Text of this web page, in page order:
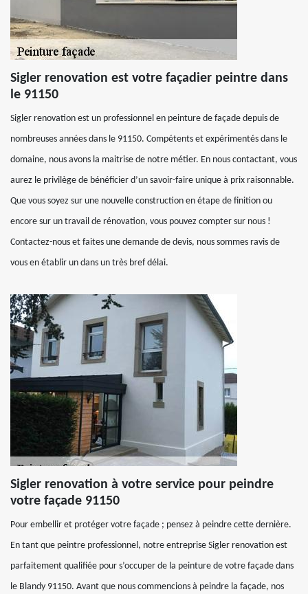
Sigler renovation est votre façadier peintre dans
le 91150
Sigler renovation est un professionnel en peinture de façade depuis de
nombreuses années dans le 91150. Compétents et expérimentés dans le
domaine, nous avons la maitrise de notre métier. En nous contactant, vous
aurez le privilège de bénéficier d’un savoir-faire unique à prix raisonnable.
Que vous soyez sur une nouvelle construction en étape de finition ou
encore sur un travail de rénovation, vous pouvez compter sur nous !
Contactez-nous et faites une demande de devis, nous sommes ravis de
vous en établir un dans un très bref délai.
Sigler renovation à votre service pour peindre
votre façade 91150
Pour embellir et protéger votre façade ; pensez à peindre cette dernière.
En tant que peintre professionnel, notre entreprise Sigler renovation est
parfaitement qualifiée pour s’occuper de la peinture de votre façade dans
le Blandy 91150. Avant que nous commencions à peindre la façade, nos